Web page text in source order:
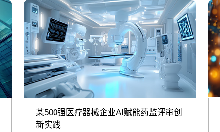
某500强医疗器械企业AI赋能药监评审创
新实践